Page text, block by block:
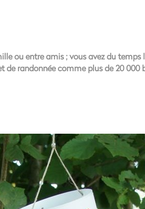
ou entre amis ; vous avez du
randonnée comme plus de 20 000